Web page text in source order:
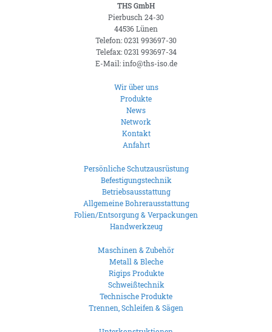
THS GmbH
Pierbusch 24-30
44536 Lünen
Telefon: 0231 993697-30
Telefax: 0231 993697-34
E-Mail: info@ths-iso.de
Wir über uns
Produkte
News
Network
Kontakt
Anfahrt
Persönliche Schutzausrüstung
Befestigungstechnik
Betriebsausstattung
Allgemeine Bohrerausstattung
Folien/Entsorgung & Verpackungen
Handwerkzeug
Maschinen & Zubehör
Metall & Bleche
Rigips Produkte
Schweißtechnik
Technische Produkte
Trennen, Schleifen & Sägen